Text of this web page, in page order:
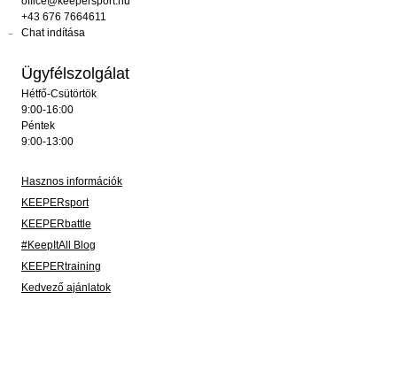
+43 676 7664611
Chat indítása
Ügyfélszolgálat
Hétfő-Csütörtök
9:00-16:00
Péntek
9:00-13:00
Hasznos információk
KEEPERsport
KEEPERbattle
#KeepItAll Blog
KEEPERtraining
Kedvező ajánlatok